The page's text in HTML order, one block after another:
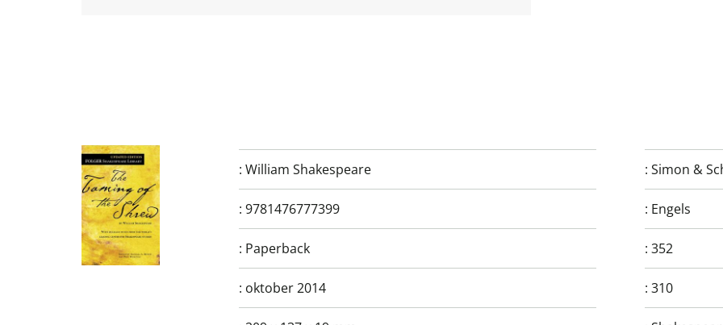
: William Shakespeare :Simon &
: 9781476777399 : Engels
: Paperback :352
: oktober 2014 :310